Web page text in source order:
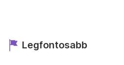
Legfontosabb